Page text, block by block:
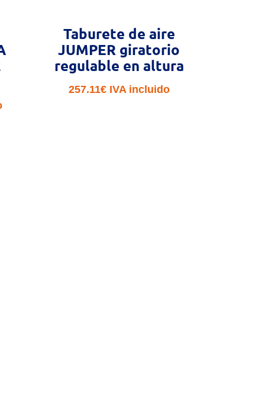
Taburete de aire
JUMPER giratorio
regulable en altura
257.11€ IVA incluido